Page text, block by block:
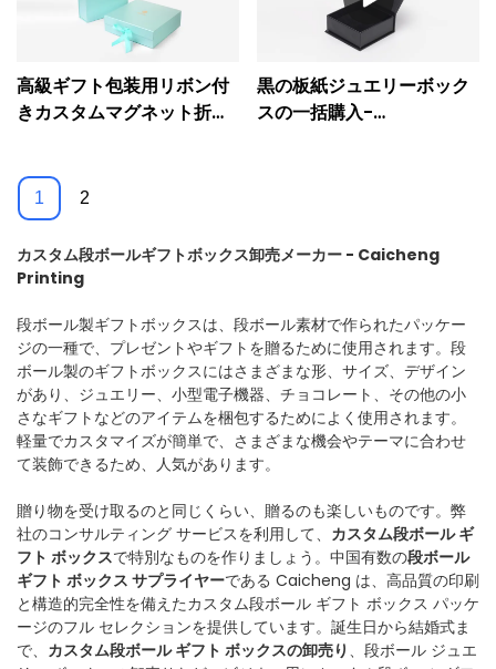
カスタム段ボールギフトボックス卸売メーカー - Caicheng
Printing
段ボール製ギフトボックスは、段ボール素材で作られたパッケー
ジの一種で、プレゼントやギフトを贈るために使用されます。段
ボール製のギフトボックスにはさまざまな形、サイズ、デザイン
があり、ジュエリー、小型電子機器、チョコレート、その他の小
さなギフトなどのアイテムを梱包するためによく使用されます。
軽量でカスタマイズが簡単で、さまざまな機会やテーマに合わせ
て装飾できるため、人気があります。
贈り物を受け取るのと同じくらい、贈るのも楽しいものです。弊
社のコンサルティング サービスを利用して、 カスタム段ボール ギ
フト ボックスで特別なものを作りましょう。中国有数の段ボール
ギフト ボックス サプライヤーである Caicheng は、高品質の印刷
と構造的完全性を備えたカスタム段ボール ギフト ボックス パッケ
ージのフル セレクションを提供しています。誕生日から結婚式ま
で、 カスタム段ボール ギフト ボックスの卸売り 、段ボール ジュエ
高級ギフト包装用リボン付
きカスタムマグネット折り
黒の板紙ジュエリーボック
スの一括購入-
1 2